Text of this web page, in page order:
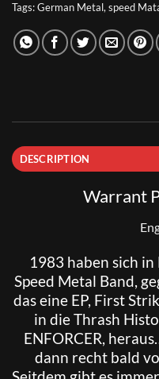
Tags:German Metal,speed
DESCRIPTION
Warrant
1983 haben sich
Speed Metal Band,
das eine EP, First
in die Thrash
ENFORCER,
dann recht bald